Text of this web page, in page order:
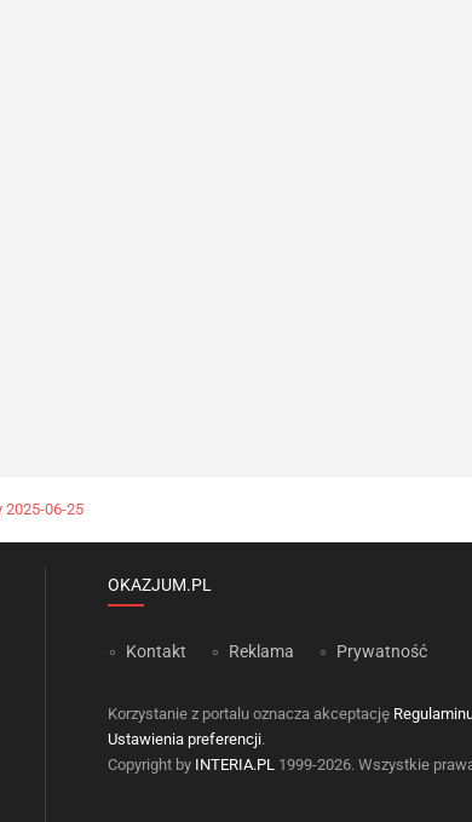
2025-06-25
OKAZJUM.PL
Kontakt Reklama Prywatność
Korzystanie z portalu oznacza akceptację
Ustawienia preferencji.
Copyright by INTERIA.PL 1999-2026. Wszystkie